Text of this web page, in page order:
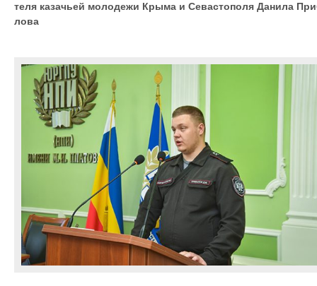
теля казачьей молодежи Крыма и Севастополя Данила
лова